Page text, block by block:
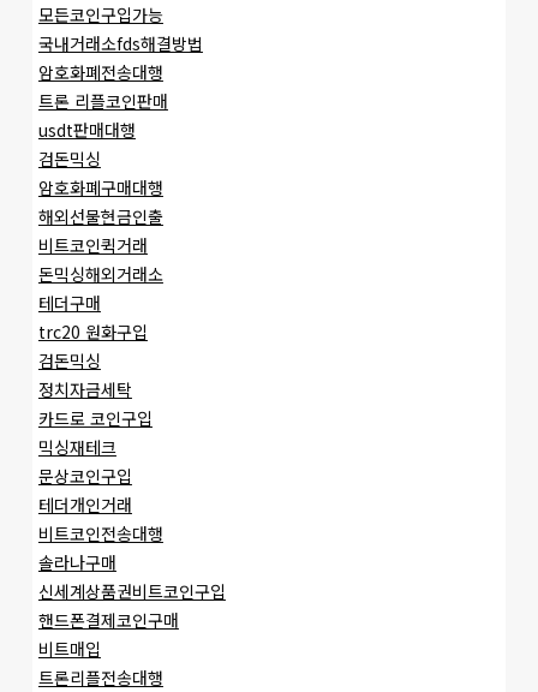
모든코인구입가능
국내거래소fds해결방법
암호화폐전송대행
트론 리플코인판매
usdt판매대행
검돈믹싱
암호화폐구매대행
해외선물현금인출
비트코인퀵거래
돈믹싱해외거래소
테더구매
trc20 원화구입
검돈믹싱
정치자금세탁
카드로 코인구입
믹싱재테크
문상코인구입
테더개인거래
비트코인전송대행
솔라나구매
신세계상품권비트코인구입
핸드폰결제코인구매
비트매입
트론리플전송대행